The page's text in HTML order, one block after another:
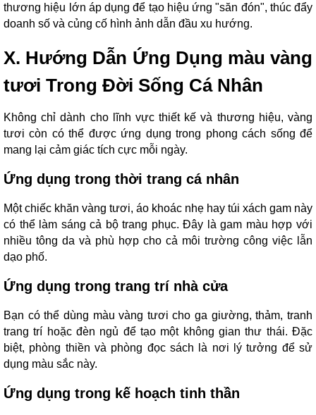
thương hiệu lớn áp dụng để tạo hiệu ứng "săn đón", thúc đẩy
doanh số và củng cố hình ảnh dẫn đầu xu hướng.
X. Hướng Dẫn Ứng Dụng màu vàng
tươi Trong Đời Sống Cá Nhân
Không chỉ dành cho lĩnh vực thiết kế và thương hiệu, vàng
tươi còn có thể được ứng dụng trong phong cách sống để
mang lại cảm giác tích cực mỗi ngày.
Ứng dụng trong thời trang cá nhân
Một chiếc khăn vàng tươi, áo khoác nhẹ hay túi xách gam này
có thể làm sáng cả bộ trang phục. Đây là gam màu hợp với
nhiều tông da và phù hợp cho cả môi trường công việc lẫn
dạo phố.
Ứng dụng trong trang trí nhà cửa
Bạn có thể dùng màu vàng tươi cho ga giường, thảm, tranh
trang trí hoặc đèn ngủ để tạo một không gian thư thái. Đặc
biệt, phòng thiền và phòng đọc sách là nơi lý tưởng để sử
dụng màu sắc này.
Ứng dụng trong kế hoạch tinh thần